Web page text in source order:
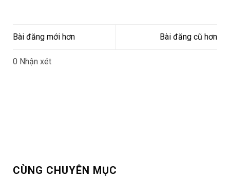
Bài đăng mới hơn Bài đăng cũ hơn
0 Nhận xét
CÙNG CHUYÊN MỤC